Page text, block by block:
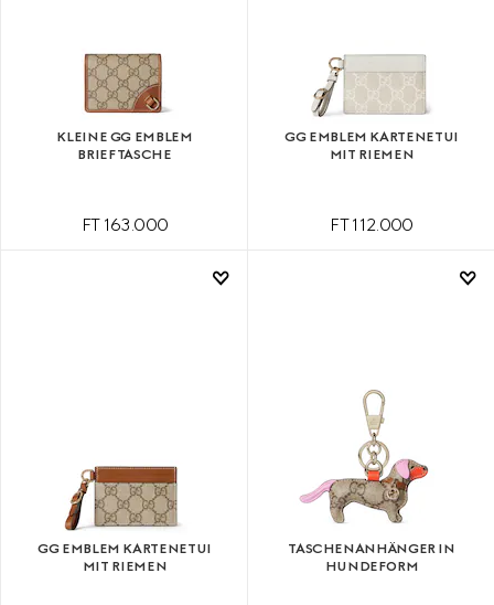
KLEINE GG EMBLEM
BRIEFTASCHE
FT 163.000
GG EMBLEM KARTENETUI
MIT RIEMEN
FT 112.000
GG EMBLEM KARTENETUI
MIT RIEMEN
TASCHENANHÄNGER IN
HUNDEFORM